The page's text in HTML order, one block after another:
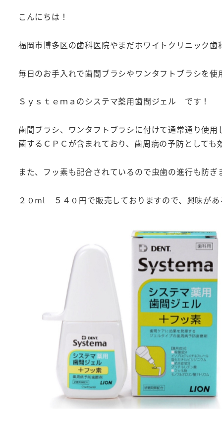
こんにちは！
福岡市博多区の歯科医院やまだホワイトクリニック
毎日のお手入れで歯間ブラシやワンタフトブラシを
Ｓｙｓｔｅｍａのシステマ薬用歯間ジェル です！
歯間ブラシ、ワンタフトブラシに付けて通常通り使
菌するＣＰＣが含まれており、歯周病の予防としても
また、フッ素も配合されているので虫歯の進行も防
２０ml ５４０円で販売しておりますので、興味が